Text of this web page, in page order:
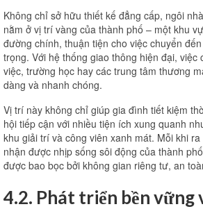
Không chỉ sở hữu thiết kế đẳng cấp, ngôi
nằm ở vị trí vàng của thành phố – một khu
đường chính, thuận tiện cho việc chuyển
trọng. Với hệ thống giao thông hiện đại, việc
việc, trường học hay các trung tâm thương
dàng và nhanh chóng.
Vị trí này không chỉ giúp gia đình tiết kiệm
hội tiếp cận với nhiều tiện ích xung quanh
khu giải trí và công viên xanh mát. Mỗi khi
nhận được nhịp sống sôi động của thành
được bao bọc bởi không gian riêng tư, an
4.2. Phát triển bền vững